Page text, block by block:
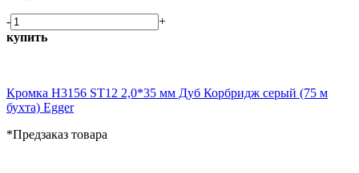
-
+
купить
Кромка H3156 ST12 2,0*35 мм Дуб Корбридж серый (75 м
бухта) Egger
*Предзаказ товара